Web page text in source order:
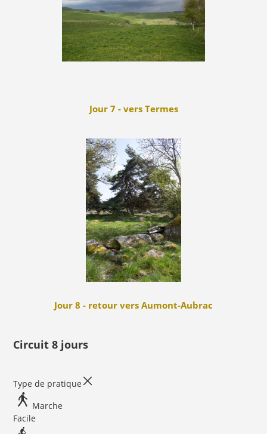
Jour 7 - vers Termes
Jour 8 - retour vers Aumont-Aubrac
Circuit 8 jours
Type de pratique
Marche
Facile